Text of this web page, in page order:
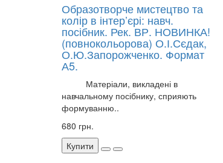
Образотворче мистецтво та
колір в інтер’єрі: навч.
посібник. Рек. ВР. НОВИНКА!
(повнокольорова) О.І.Сєдак,
О.Ю.Запорожченко. Формат
А5.
Матеріали, викладені в
навчальному посібнику, сприяють
формуванню..
680 грн.
Купити